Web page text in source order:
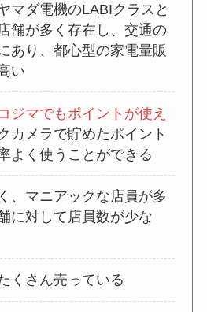
マダ電機のLABIクラスと
舗が多く存在し、交通の
あり、都心型の家電量販
い
ジマでもポイントが使え
カメラで貯めたポイント
よく使うことができる
、マニアックな店員が多
に対して店員数が少な
くさん売っている